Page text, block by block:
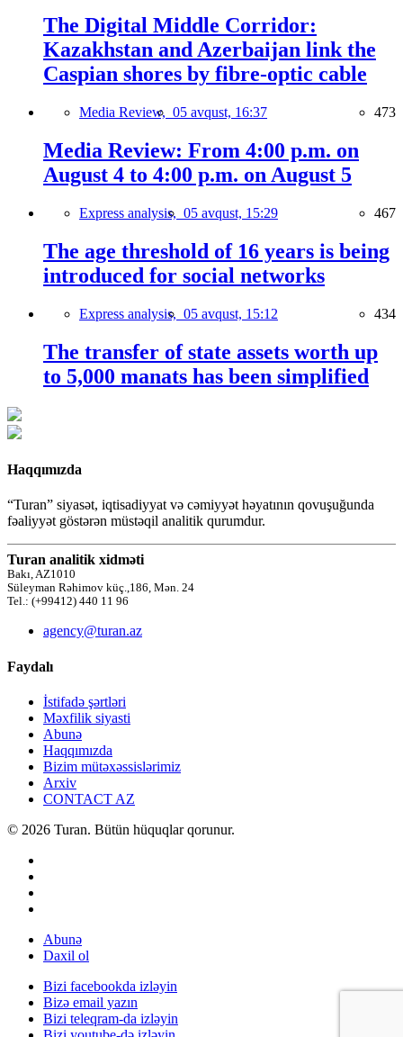
The Digital Middle Corridor:
Kazakhstan and Azerbaijan link the
Caspian shores by fibre-optic cable
Media Review, 05 avqust, 16:37 473
Media Review: From 4:00 p.m. on
August 4 to 4:00 p.m. on August 5
Express analysis, 05 avqust, 15:29 467
The age threshold of 16 years is being
introduced for social networks
Express analysis, 05 avqust, 15:12 434
The transfer of state assets worth up
to 5,000 manats has been simplified
Haqqımızda
“Turan” siyasət, iqtisadiyyat və cəmiyyət həyatının qovuşuğunda
fəaliyyət göstərən müstəqil analitik qurumdur.
Turan analitik xidməti
Bakı, AZ1010
Süleyman Rəhimov küç.,186, Mən. 24
Tel.: (+99412) 440 11 96
agency@turan.az
Faydalı
İstifadə şərtləri
Məxfilik siyasti
Abunə
Haqqımızda
Bizim mütəxəssislərimiz
Arxiv
CONTACT AZ
© 2026 Turan. Bütün hüquqlar qorunur.
Abunə
Daxil ol
Bizi facebookda izləyin
Bizə email yazın
Bizi teleqram-da izləyin